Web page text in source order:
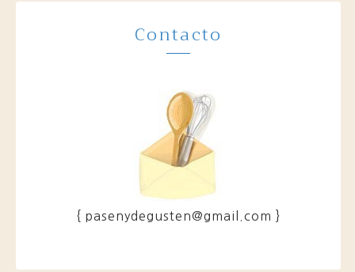
Contacto
{ pasenydegusten@gmail.com }